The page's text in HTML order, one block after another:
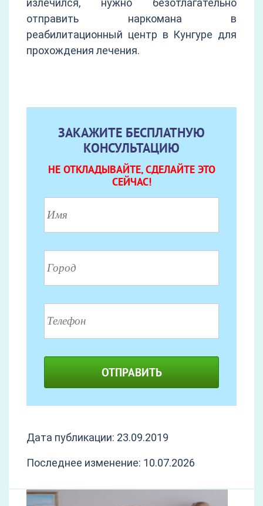
излечился, нужно безотлагательно
отправить наркомана в
реабилитационный центр в Кунгуре для
прохождения лечения.
ЗАКАЖИТЕ БЕСПЛАТНУЮ
КОНСУЛЬТАЦИЮ
НЕ ОТКЛАДЫВАЙТЕ, СДЕЛАЙТЕ ЭТО
СЕЙЧАС!
ОТПРАВИТЬ
Дата публикации: 23.09.2019
Последнее изменение: 10.07.2026